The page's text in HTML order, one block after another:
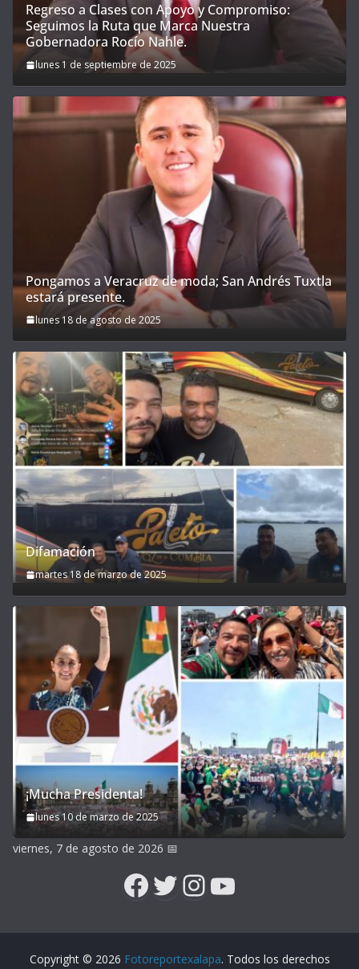
Regreso a Clases con Apoyo y Compromiso:
Seguimos la Ruta que Marca Nuestra
Gobernadora Rocío Nahle.
lunes 1 de septiembre de 2025
Pongamos a Veracruz de moda; San Andrés Tuxtla
estará presente.
lunes 18 de agosto de 2025
Difamación
martes 18 de marzo de 2025
¡Mucha Presidenta!
lunes 10 de marzo de 2025
viernes, 7 de agosto de 2026 📅
Facebook
Twitter
Instagram
YouTube
Copyright © 2026 Fotoreportexalapa. Todos los derechos